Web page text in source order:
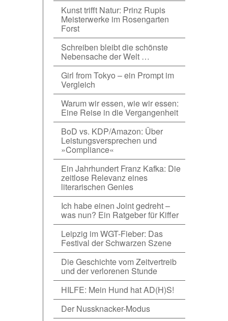
Kunst trifft Natur: Prinz Rupis
Meisterwerke im Rosengarten
Forst
Schreiben bleibt die schönste
Nebensache der Welt …
Girl from Tokyo – ein Prompt im
Vergleich
Warum wir essen, wie wir essen:
Eine Reise in die Vergangenheit
BoD vs. KDP/Amazon: Über
Leistungsversprechen und
»Compliance«
Ein Jahrhundert Franz Kafka: Die
zeitlose Relevanz eines
literarischen Genies
Ich habe einen Joint gedreht –
was nun? Ein Ratgeber für Kiffer
Leipzig im WGT-Fieber: Das
Festival der Schwarzen Szene
Die Geschichte vom Zeitvertreib
und der verlorenen Stunde
HILFE: Mein Hund hat AD(H)S!
Der Nussknacker-Modus